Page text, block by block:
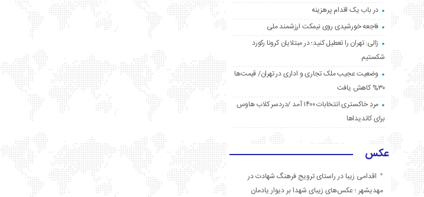
در باب یک اقدام پرهزینه
فاجعه خورشیدی روی نیمکت ارزشمند ملی
زالی: تهران را تعطیل کنید؛ در مبتلایان کرونا رکورد
شکستیم
وضعیت عجیب ملک تجاری و اداری در تهران/ قیمت‌ها
۳۰% کاهش یافت
مردِ خاکستری انتخابات ۱۴۰۰ آمد /دردسر کلاب هاوس
برای کاندیداها
عکس
اقدامی زیبا در راستای ترویج فرهنگ شهادت در
مهدیشهر ؛ عکس‌های زیبای شهدا بر دیوار یادمان